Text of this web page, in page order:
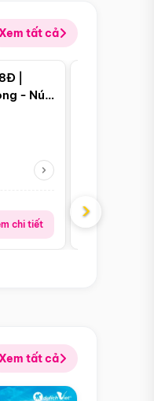
Xem tất cả
nổi bật
|
- Núi
-
chi tiết
Giá từ:
›
Xem tất cả